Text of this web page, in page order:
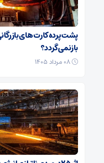
پشت پرده کارت‌ های
بازنمی‌گردد؟